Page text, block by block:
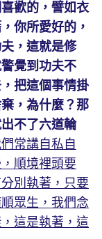
歡的，譬如衣
你所愛好的，
，這就是修
覺到功夫不
把這個事情掛
，為什麼？那
不了六道輪
常講自私自
順境裡頭要
別執著，只要
眾生，我們念
這是執著，這